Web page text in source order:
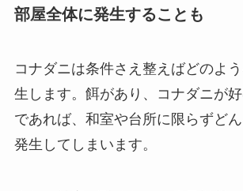
部屋全体に発生することも
コナダニは条件さえ整えばどのよ
生します。餌があり、コナダニが
であれば、和室や台所に限らずど
発生してしまいます。